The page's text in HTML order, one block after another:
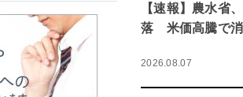
【速報】農水省
落 米価高騰で消
2026.08.07